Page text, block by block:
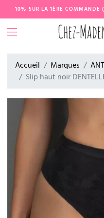
- 10% SUR LA 1ÈRE
Accueil Marques
Slip haut noir